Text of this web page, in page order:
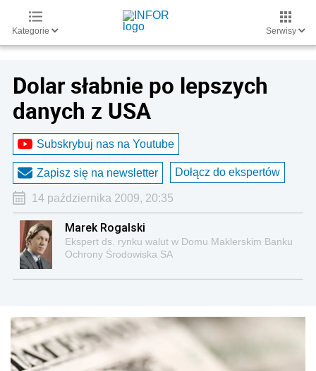
Kategorie Serwisy
Dolar słabnie po lepszych
danych z USA
Subskrybuj nas na Youtube
Zapisz się na newsletter Dołącz do ekspertów
14 października 2009, 20:35
Marek Rogalski
Ekspert ds. rynku walut w Domu Maklerskim Banku
Ochrony Środowiska SA